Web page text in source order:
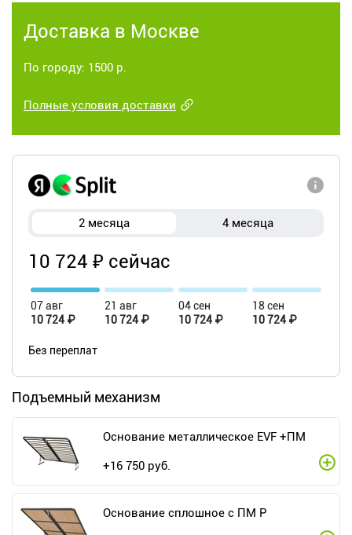
Доставка в Москве
По городу: 1500 р.
Полные условия доставки
2 месяца 4 месяца
10 724 ₽ сейчас
07 авг
10 724 ₽
21 авг
10 724 ₽
04 сен
10 724 ₽
18 сен
10 724 ₽
Без переплат
Подъемный механизм
Основание металлическое EVF +ПМ
+16 750 руб.
Основание сплошное с ПМ Р